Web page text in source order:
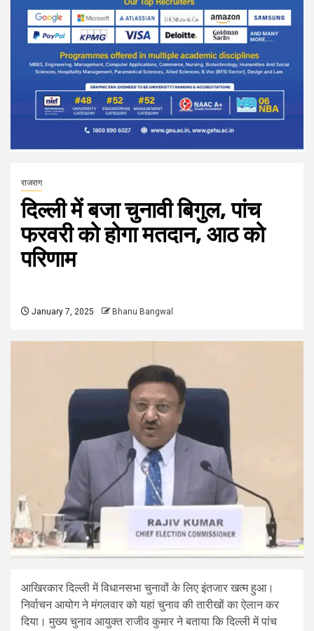
राजराग
दिल्ली में बजा चुनावी बिगुल, पांच
फरवरी को होगा मतदान, आठ को
परिणाम
January 7, 2025 Bhanu Bangwal
आखिरकार दिल्ली में विधानसभा चुनावों के लिए इंतजार खत्म हुआ।
निर्वाचन आयोग ने मंगलवार को यहां चुनाव की तारीखों का ऐलान कर
दिया। मुख्य चुनाव आयुक्त राजीव कुमार ने बताया कि दिल्‍ली में पांच